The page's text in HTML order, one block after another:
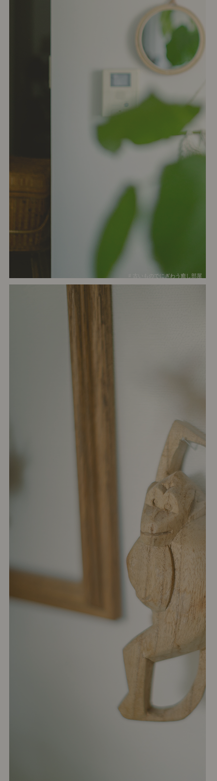
# 古いものでにぎわう癒し部屋